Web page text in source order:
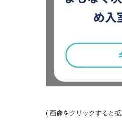
( 画像をクリックすると